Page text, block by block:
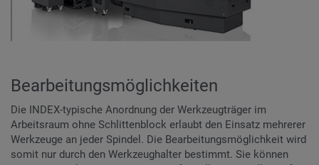
Bearbeitungsmöglichkeiten
Die INDEX-typische Anordnung der Werkzeugträger im
Arbeitsraum ohne Schlittenblock erlaubt den Einsatz mehrerer
Werkzeuge an jeder Spindel. Die Bearbeitungsmöglichkeit wird
somit nur durch den Werkzeughalter bestimmt. Sie können